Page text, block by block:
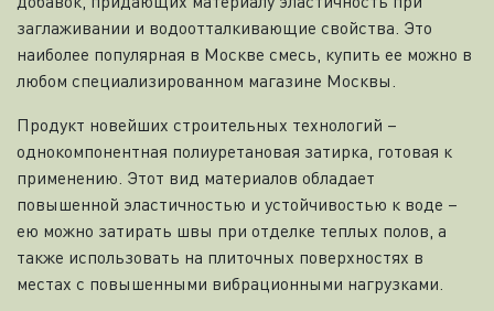
заглаживании и водоотталкивающие свойства. Это
наиболее популярная в Москве смесь, купить ее можно в
любом специализированном магазине Москвы.
Продукт новейших строительных технологий –
однокомпонентная полиуретановая затирка, готовая к
применению. Этот вид материалов обладает
повышенной эластичностью и устойчивостью к воде –
ею можно затирать швы при отделке теплых полов, а
также использовать на плиточных поверхностях в
местах с повышенными вибрационными нагрузками.